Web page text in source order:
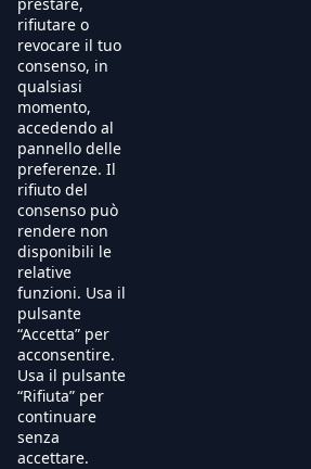
rifiutare o
revocare il tuo
consenso, in
qualsiasi
momento,
accedendo al
pannello delle
preferenze. Il
rifiuto del
consenso può
rendere non
disponibili le
relative
funzioni. Usa il
pulsante
“Accetta” per
acconsentire.
Usa il pulsante
“Rifiuta” per
continuare
senza
accettare.